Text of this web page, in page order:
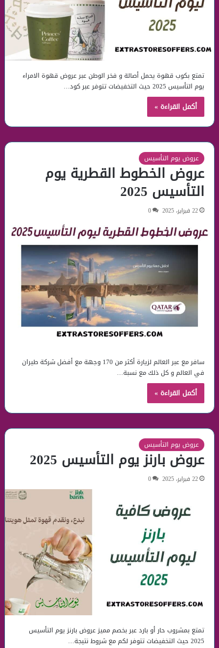
تمتع بكوب قهوة يحمل أصالة و فخر الوطن عبر عروض قهوة الامراء
يوم التأسيس 2025 حيث التخفيضات تتوفر عبر كود…
أكمل القراءة »
عروض يوم التأسيس
عروض الخطوط القطرية يوم
التأسيس 2025
22 فبراير، 2025 0
سافر مع عبر العالم لزيارة أكثر من 170 وجهة مع أفضل شركة طيران
في العالم و كل ذلك مع نسبة…
أكمل القراءة »
عروض يوم التأسيس
عروض بارنز يوم التأسيس 2025
22 فبراير، 2025 0
تمتع بمشروب حار أو بارد عبر بخصم مميز عروض بارنز يوم التأسيس
2025 حيث التخفيضات تتوفر لكم مع شروط نتيجة…